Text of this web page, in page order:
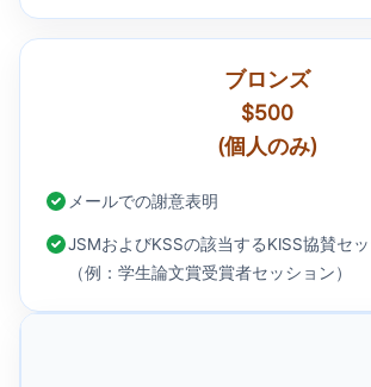
ブロンズ
$500
(個人のみ)
メールでの謝意表明
JSMおよびKSSの該当するKISS協賛セ
（例：学生論文賞受賞者セッション）